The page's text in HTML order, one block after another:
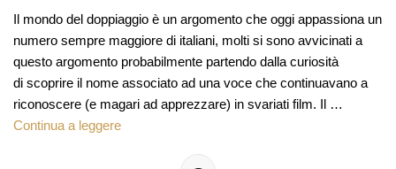
Il mondo del doppiaggio è un argomento che oggi appassiona un
numero sempre maggiore di italiani, molti si sono avvicinati a
questo argomento probabilmente partendo dalla curiosità
di scoprire il nome associato ad una voce che continuavano a
riconoscere (e magari ad apprezzare) in svariati film. Il …
Continua a leggere